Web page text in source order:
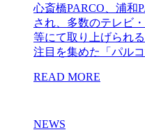
心斎橋PARCO、浦和
され、多数のテレビ
等にて取り上げられ
注目を集めた「パルコ
READ MORE
NEWS